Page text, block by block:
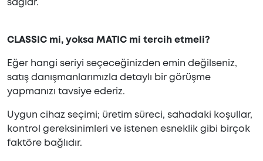
sağlar.
CLASSIC mi, yoksa MATIC mi tercih etmeli?
Eğer hangi seriyi seçeceğinizden emin değilseniz,
satış danışmanlarımızla detaylı bir görüşme
yapmanızı tavsiye ederiz.
Uygun cihaz seçimi; üretim süreci, sahadaki koşullar,
kontrol gereksinimleri ve istenen esneklik gibi birçok
faktöre bağlıdır.